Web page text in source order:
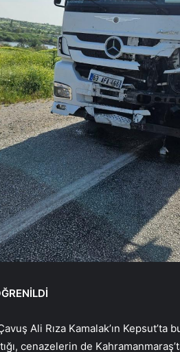
Ali Rıza Kamalak’ın Kepsut’ta
cenazelerin de